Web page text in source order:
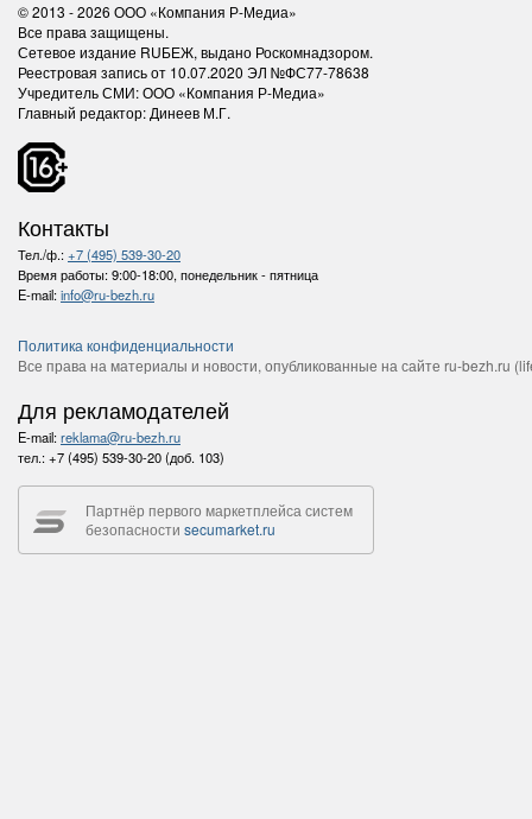
© 2013 - 2026 ООО «Компания Р-Медиа»
Все права защищены.
Сетевое издание RUБЕЖ, выдано Роскомнадзором.
Реестровая запись от 10.07.2020 ЭЛ №ФС77-78638
Учредитель СМИ: ООО «Компания Р-Медиа»
Главный редактор: Динеев М.Г.
Контакты
Тел./ф.:+7 (495) 539-30-20
Время работы:9:00-18:00, понедельник - пятница
E-mail:info@ru-bezh.ru
Политика конфиденциальности
Все права на материалы и новости, опубликованные на сайте ru-bezh.ru
Для рекламодателей
E-mail:reklama@ru-bezh.ru
тел.:+7 (495) 539-30-20 (доб. 103)
Партнёр первого маркетплейса систем
безопасности secumarket.ru